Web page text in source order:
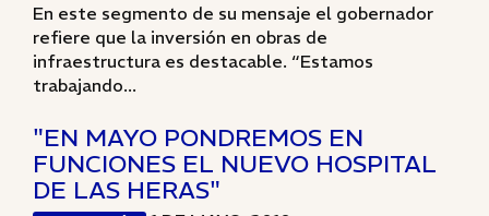
En este segmento de su mensaje el gobernador
refiere que la inversión en obras de
infraestructura es destacable. “Estamos
trabajando...
"EN MAYO PONDREMOS EN
FUNCIONES EL NUEVO HOSPITAL
DE LAS HERAS"